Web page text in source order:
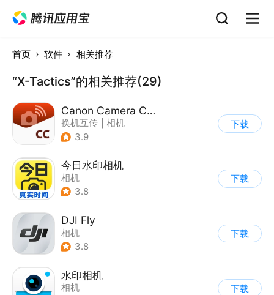
首页 软件 相关推荐
“X-Tactics”的相关推荐(29)
Canon Camera Connect
换机互传
相机
3.9
下载
今日水印相机
相机
3.8
下载
DJI Fly
相机
3.8
下载
水印相机
相机
下载